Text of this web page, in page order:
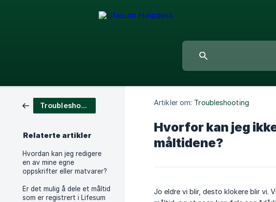
Troubleshooting
Relaterte artikler
Hvordan kan jeg redigere
en av mine egne
oppskrifter eller matvarer?
Er det mulig å dele et måltid
som er registrert i Lifesum
Artikler om: Troubleshooting
Hvorfor kan jeg
måltidene?
Jo eldre vi blir, desto klokere blir vi.